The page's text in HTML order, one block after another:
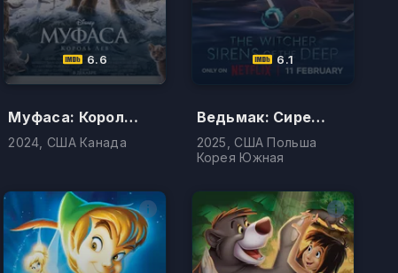
6.6
Муфаса: Король Лев
2024, США Канада
6.1
Ведьмак: Сирены глубин
2025, США Польша
Корея Южная